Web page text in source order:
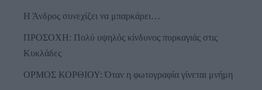
Η Άνδρος συνεχίζει να μπαρκάρει…
ΠΡΟΣΟΧΗ: Πολύ υψηλός κίνδυνος πυρκαγιάς στις
Κυκλάδες
ΟΡΜΟΣ ΚΟΡΘΙΟΥ: Όταν η φωτογραφία γίνεται μνήμη